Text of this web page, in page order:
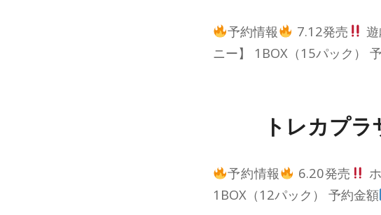
予約情報 7.12発売
ニー】 1BOX（15パック）
トレカプ
予約情報 6.20発売
1BOX（12パック） 予約金額